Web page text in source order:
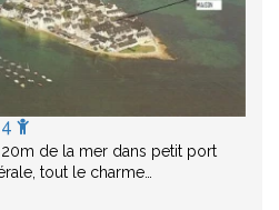
de la mer dans petit port
tout le charme…